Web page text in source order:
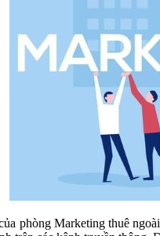
phòng Marketing thuê